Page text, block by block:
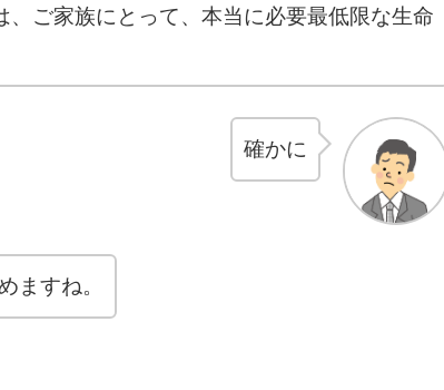
、ご家族にとって、本当に必要最低限な生命
確かに
ますね。